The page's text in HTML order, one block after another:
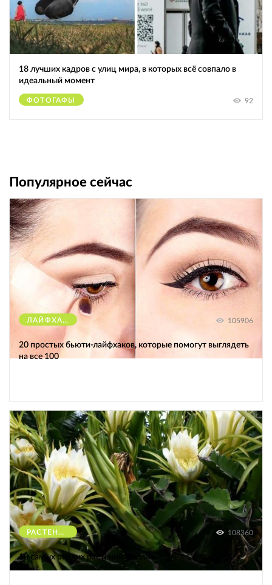
18 лучших кадров с улиц мира, в которых всё совпало в
идеальный момент
ФОТОГАФЫ 92
Популярное сейчас
ЛАЙФХАКИ 105906
20 простых бьюти-лайфхаков, которые помогут выглядеть
на все 100
РАСТЕНИЯ 108360
10 самых редких растений Земли